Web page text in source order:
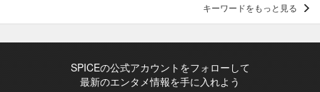
キーワードをもっと見る
SPICEの公式アカウントをフォローして
最新のエンタメ情報を手に入れよう